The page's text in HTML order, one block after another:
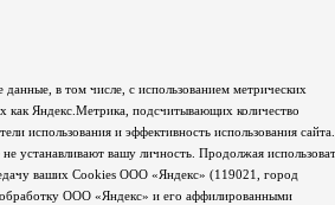
в том числе, с использованием метрических
как Яндекс.Метрика, подсчитывающих количество
использования и эффективность использования сайта.
устанавливают вашу личность. Продолжая
ваших Cookies ООО «Яндекс» (119021, город
ООО «Яндекс» и его аффилированными